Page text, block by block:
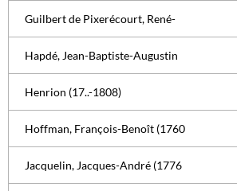
Guilbert de Pixerécourt, René-
Hapdé, Jean-Baptiste-Augustin
Henrion (17..-1808)
Hoffman, François-Benoît (1760
Jacquelin, Jacques-André (1776